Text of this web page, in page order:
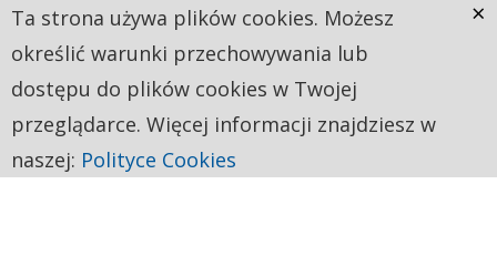
Ta strona używa plików cookies. Możesz
określić warunki przechowywania lub
dostępu do plików cookies w Twojej
przeglądarce. Więcej informacji znajdziesz w
naszej: Polityce Cookies
×